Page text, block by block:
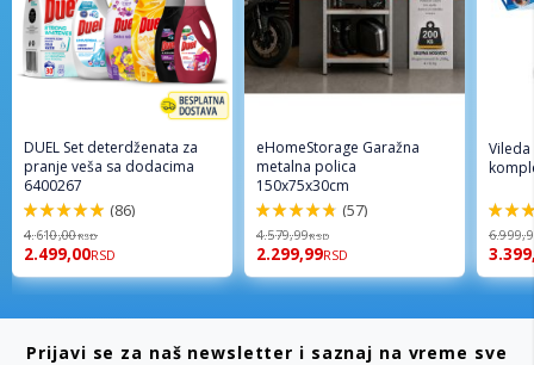
DUEL Set deterdženata za
pranje veša sa dodacima
6400267
98%
(86)
4.610,00RSD
2.499,00RSD
eHomeStorage Garažna
metalna polica
150x75x30cm
96%
(57)
4.579,99RSD
2.299,99RSD
92%
Prijavi se za naš newsletter i saznaj na vreme sve